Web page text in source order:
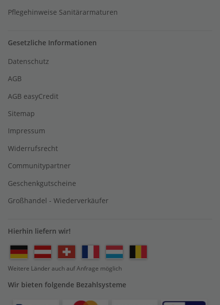
Pflegehinweise Sanitärarmaturen
Gesetzliche Informationen
Datenschutz
AGB
AGB easyCredit
Sitemap
Impressum
Widerrufsrecht
Communitypartner
Geschenkgutscheine
Großhandel - Wiederverkäufer
Hierhin liefern wir!
Weitere Länder auch auf Anfrage möglich
Wir bieten folgende Bezahlsysteme